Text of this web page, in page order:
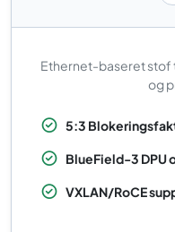
Ethernet-baseret stof
og
5:3
BlueField-3 DPU
VXLAN/RoCE